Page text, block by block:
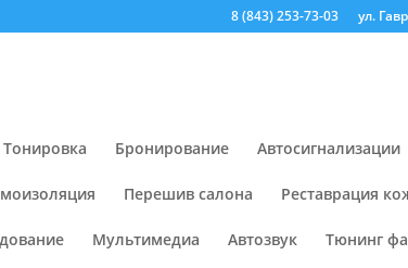
8 (843) 253-73-03 ул.
Тонировка Бронирование Автосигнализации
Перешив салона Реставрация
Мультимедиа Автозвук Тюнинг